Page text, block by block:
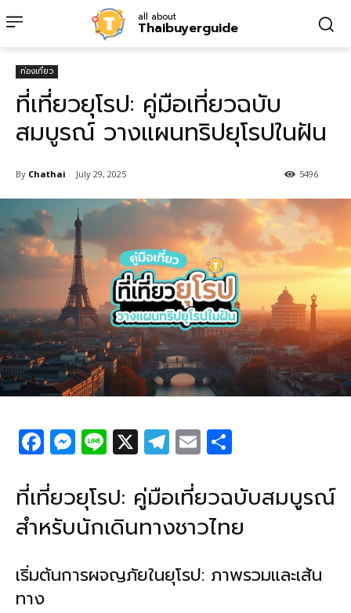
all about
Thaibuyerguide
ท่องเที่ยว
ที่เที่ยวยุโรป: คู่มือเที่ยวฉบับ
สมบูรณ์ วางแผนทริปยุโรปในฝัน
By Chathai July 29, 2025 5496
F
a
c
e
b
o
o
M
e
ss
e
n
g
er
Li
n
e
X T
el
e
g
ra
m
E
m
ail ar
e
ที่เที่ยวยุโรป: คู่มือเที่ยวฉบับสมบูรณ์
สำหรับนักเดินทางชาวไทย
เริ่มต้นการผจญภัยในยุโรป: ภาพรวมและเส้น
ทาง